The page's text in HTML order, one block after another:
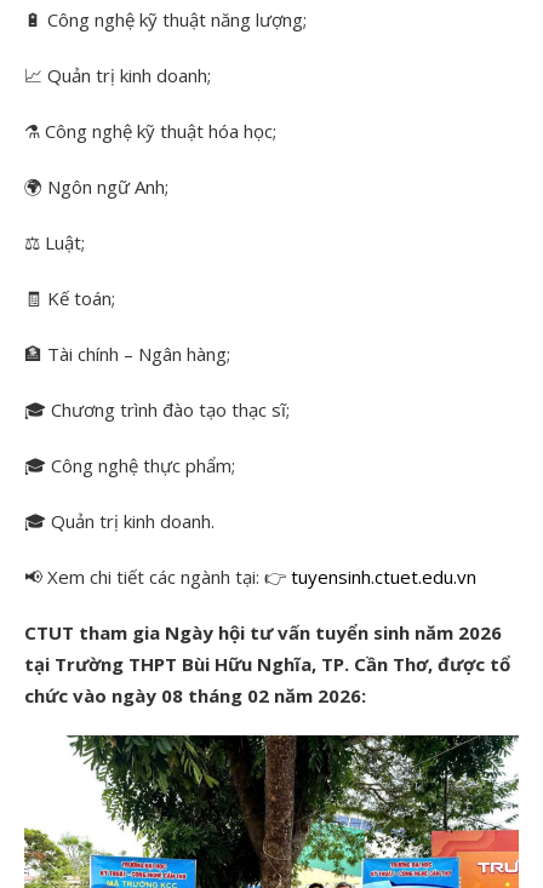
🔋 Công nghệ kỹ thuật năng lượng;
📈 Quản trị kinh doanh;
⚗️ Công nghệ kỹ thuật hóa học;
🌍 Ngôn ngữ Anh;
⚖️ Luật;
🧾 Kế toán;
🏦 Tài chính – Ngân hàng;
🎓 Chương trình đào tạo thạc sĩ;
🎓 Công nghệ thực phẩm;
🎓 Quản trị kinh doanh.
📢 Xem chi tiết các ngành tại: 👉 tuyensinh.ctuet.edu.vn
CTUT tham gia Ngày hội tư vấn tuyển sinh năm 2026
tại Trường THPT Bùi Hữu Nghĩa, TP. Cần Thơ, được tổ
chức vào ngày 08 tháng 02 năm 2026: